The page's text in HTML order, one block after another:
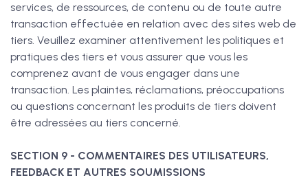
services, de ressources, de contenu ou de toute autre
transaction effectuée en relation avec des sites web de
tiers. Veuillez examiner attentivement les politiques et
pratiques des tiers et vous assurer que vous les
comprenez avant de vous engager dans une
transaction. Les plaintes, réclamations, préoccupations
ou questions concernant les produits de tiers doivent
être adressées au tiers concerné.
SECTION 9 - COMMENTAIRES DES UTILISATEURS,
FEEDBACK ET AUTRES SOUMISSIONS